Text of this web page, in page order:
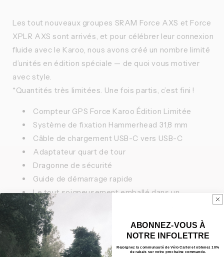
Les tout nouveaux groupes SRAM Force AXS et Force
XPLR AXS sont arrivés, et pour célébrer leur connexion
fluide avec le Karoo, nous avons créé un nombre limité
d’unités en édition spéciale — de quoi vous motiver
avec style.
*Quantités très limitées. Une fois partis, c’est fini !
Compteur GPS Force Karoo Édition Limitée
Système de fixation Hammerhead 31,8 mm
Câble de chargement USB-C vers USB-C
Adaptateur quart de tour
Dragonne de sécurité
Guide de démarrage rapide
Le tout soigneusement emballé dans un
emballage zéro déchet, entièrement recyclable
Caractéristiques
ABONNEZ-VOUS À
NOTRE INFOLETTRE
Rejoignez la communauté de Vélo Cartel et obtenez 10%
de rabais sur votre prochaine commande.